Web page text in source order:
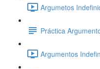
Argumetos
Práctica
Argumentos